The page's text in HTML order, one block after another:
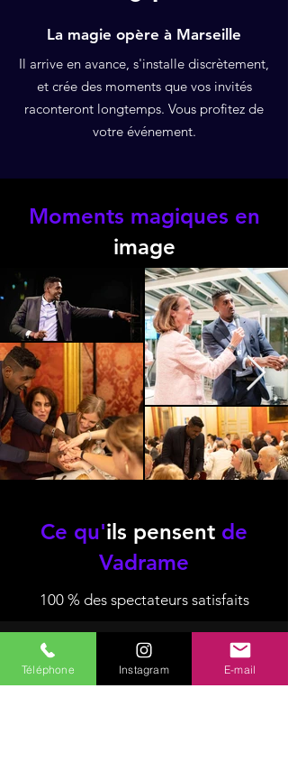
La magie opère à Marseille
Il arrive en avance, s'installe discrètement,
et crée des moments que vos invités
raconteront longtemps. Vous profitez de
votre événement.
Moments magiques en
image
Ce qu'ils pensent de
Vadrame
100 % des spectateurs satisfaits
“Une magie innovante et sur mesure, tous
Téléphone Instagram E-mail